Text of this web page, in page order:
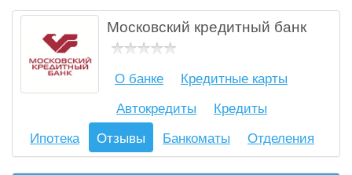
Московский кредитный банк
О банке
Кредитные карты
Автокредиты
Кредиты
Ипотека
Отзывы Банкоматы Отделения